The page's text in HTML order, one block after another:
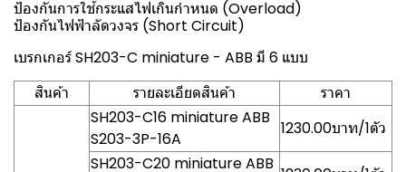
ป้องกันการใช้กระแสไฟเกินกำหนด (Overload)
ป้องกันไฟฟ้าลัดวงจร (Short Circuit)
เบรกเกอร์ SH203-C miniature - ABB มี 6 แบบ
สินค้า
รายละเอียดสินค้า
ราคา
SH203-C16 miniature ABB
S203-3P-16A
1230.00บาท/1ตัว
SH203-C20 miniature ABB